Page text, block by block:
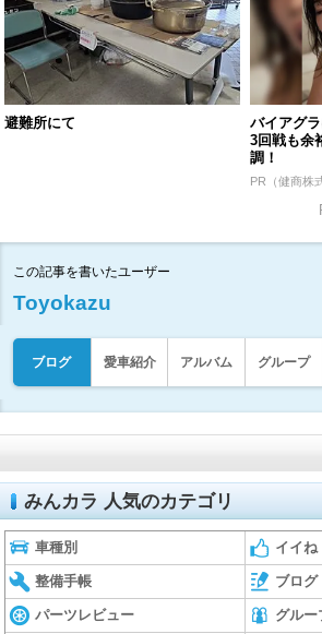
避難所にて
バイアグ
3回戦も余
調！
PR（健商株
この記事を書いたユーザー
Toyokazu
ブログ 愛車紹介 アルバム グループ
みんカラ 人気のカテゴリ
車種別 イイね
整備手帳 ブログ
パーツレビュー グルー